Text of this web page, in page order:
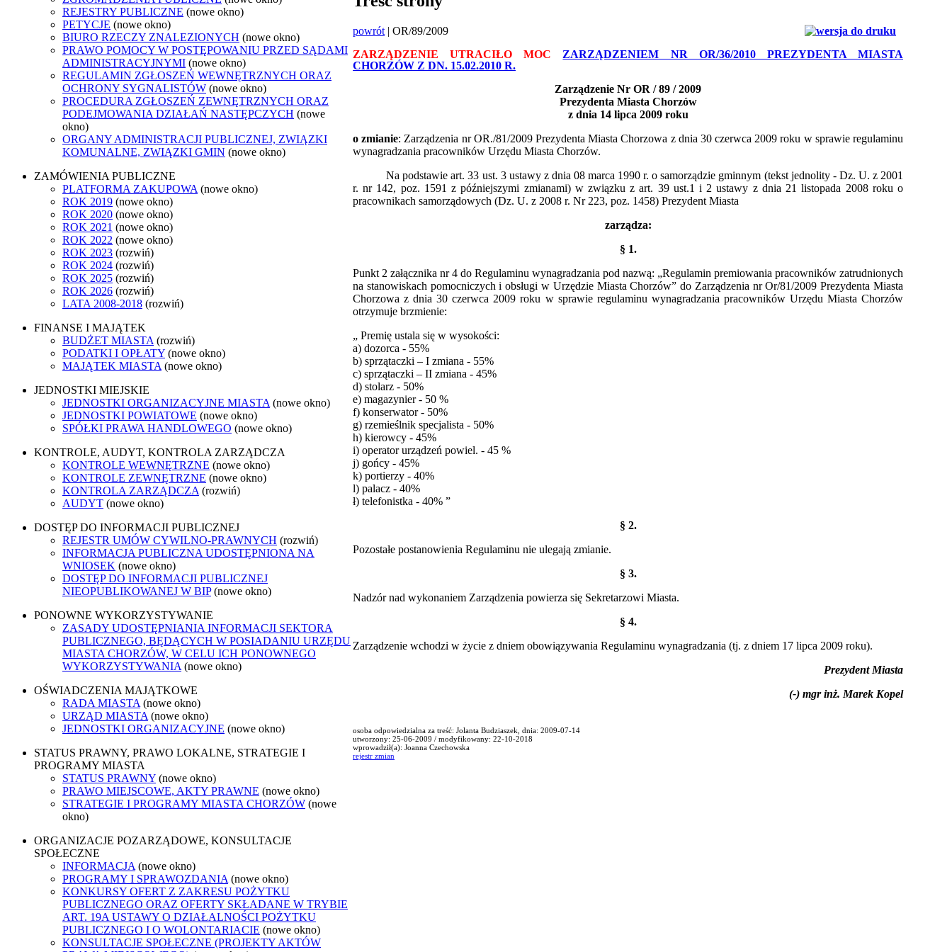
REJESTRY PUBLICZNE (nowe okno)
PETYCJE (nowe okno)
BIURO RZECZY ZNALEZIONYCH (nowe okno)
PRAWO POMOCY W POSTĘPOWANIU PRZED SĄDAMI
ADMINISTRACYJNYMI (nowe okno)
REGULAMIN ZGŁOSZEŃ WEWNĘTRZNYCH ORAZ
OCHRONY SYGNALISTÓW (nowe okno)
PROCEDURA ZGŁOSZEŃ ZEWNĘTRZNYCH ORAZ
PODEJMOWANIA DZIAŁAŃ NASTĘPCZYCH (nowe
okno)
ORGANY ADMINISTRACJI PUBLICZNEJ, ZWIĄZKI
KOMUNALNE, ZWIĄZKI GMIN (nowe okno)
ZAMÓWIENIA PUBLICZNE
PLATFORMA ZAKUPOWA (nowe okno)
ROK 2019 (nowe okno)
ROK 2020 (nowe okno)
ROK 2021 (nowe okno)
ROK 2022 (nowe okno)
ROK 2023 (rozwiń)
ROK 2024 (rozwiń)
ROK 2025 (rozwiń)
ROK 2026 (rozwiń)
LATA 2008-2018 (rozwiń)
FINANSE I MAJĄTEK
BUDŻET MIASTA (rozwiń)
PODATKI I OPŁATY (nowe okno)
MAJĄTEK MIASTA (nowe okno)
JEDNOSTKI MIEJSKIE
JEDNOSTKI ORGANIZACYJNE MIASTA (nowe okno)
JEDNOSTKI POWIATOWE (nowe okno)
SPÓŁKI PRAWA HANDLOWEGO (nowe okno)
KONTROLE, AUDYT, KONTROLA ZARZĄDCZA
KONTROLE WEWNĘTRZNE (nowe okno)
KONTROLE ZEWNĘTRZNE (nowe okno)
KONTROLA ZARZĄDCZA (rozwiń)
AUDYT (nowe okno)
DOSTĘP DO INFORMACJI PUBLICZNEJ
REJESTR UMÓW CYWILNO-PRAWNYCH (rozwiń)
INFORMACJA PUBLICZNA UDOSTĘPNIONA NA
WNIOSEK (nowe okno)
DOSTĘP DO INFORMACJI PUBLICZNEJ
NIEOPUBLIKOWANEJ W BIP (nowe okno)
PONOWNE WYKORZYSTYWANIE
ZASADY UDOSTĘPNIANIA INFORMACJI SEKTORA
PUBLICZNEGO, BĘDĄCYCH W POSIADANIU URZĘDU
MIASTA CHORZÓW, W CELU ICH PONOWNEGO
WYKORZYSTYWANIA (nowe okno)
OŚWIADCZENIA MAJĄTKOWE
RADA MIASTA (nowe okno)
URZĄD MIASTA (nowe okno)
JEDNOSTKI ORGANIZACYJNE (nowe okno)
STATUS PRAWNY, PRAWO LOKALNE, STRATEGIE I
PROGRAMY MIASTA
STATUS PRAWNY (nowe okno)
PRAWO MIEJSCOWE, AKTY PRAWNE (nowe okno)
STRATEGIE I PROGRAMY MIASTA CHORZÓW (nowe
okno)
ORGANIZACJE POZARZĄDOWE, KONSULTACJE
SPOŁECZNE
INFORMACJA (nowe okno)
PROGRAMY I SPRAWOZDANIA (nowe okno)
KONKURSY OFERT Z ZAKRESU POŻYTKU
PUBLICZNEGO ORAZ OFERTY SKŁADANE W TRYBIE
ART. 19A USTAWY O DZIAŁALNOŚCI POŻYTKU
PUBLICZNEGO I O WOLONTARIACIE (nowe okno)
KONSULTACJE SPOŁECZNE (PROJEKTY AKTÓW
powrót | OR/89/2009
ZARZĄDZENIE UTRACIŁO MOC ZARZĄDZENIEM NR OR/36/2010 PREZYDENTA MIASTA
CHORZÓW Z DN. 15.02.2010 R.
Zarządzenie Nr OR / 89 / 2009
Prezydenta Miasta Chorzów
z dnia 14 lipca 2009 roku
o zmianie: Zarządzenia nr OR./81/2009 Prezydenta Miasta Chorzowa z dnia 30 czerwca 2009 roku w sprawie regulaminu
wynagradzania pracowników Urzędu Miasta Chorzów.
Na podstawie art. 33 ust. 3 ustawy z dnia 08 marca 1990 r. o samorządzie gminnym (tekst jednolity - Dz. U. z 2001
r. nr 142, poz. 1591 z późniejszymi zmianami) w związku zart. 39 ust.1 i 2 ustawy z dnia 21 listopada 2008 roku o
pracownikach samorządowych (Dz. U. z 2008 r. Nr 223, poz. 1458) Prezydent Miasta
zarządza:
§ 1.
Punkt 2 załącznika nr 4 do Regulaminu wynagradzania pod nazwą: „Regulamin premiowania pracowników zatrudnionych
na stanowiskach pomocniczych i obsługi w Urzędzie Miasta Chorzów” do Zarządzenia nr Or/81/2009 Prezydenta Miasta
Chorzowa z dnia 30 czerwca 2009 roku w sprawie regulaminu wynagradzania pracowników Urzędu Miasta Chorzów
otrzymuje brzmienie:
„ Premię ustala się w wysokości:
a) dozorca - 55%
b) sprzątaczki – I zmiana - 55%
c) sprzątaczki – II zmiana - 45%
d) stolarz - 50%
e) magazynier - 50 %
f) konserwator - 50%
g) rzemieślnik specjalista - 50%
h) kierowcy - 45%
i) operator urządzeń powiel. - 45 %
j) gońcy - 45%
k) portierzy - 40%
l) palacz - 40%
ł) telefonistka - 40% ”
§ 2.
Pozostałe postanowienia Regulaminu nie ulegają zmianie.
§ 3.
Nadzór nad wykonaniem Zarządzenia powierza się Sekretarzowi Miasta.
§ 4.
Zarządzenie wchodzi w życie z dniem obowiązywania Regulaminu wynagradzania (tj. z dniem 17 lipca 2009 roku).
Prezydent Miasta
(-) mgr inż. Marek Kopel
osoba odpowiedzialna za treść: Jolanta Budziaszek, dnia: 2009-07-14
utworzony: 25-06-2009 / modyfikowany: 22-10-2018
wprowadził(a): Joanna Czechowska
rejestr zmian